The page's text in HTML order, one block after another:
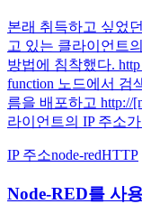
본래 취득하고 싶었
고 있는 클라이언트
방법에 침착했다.
function 노드에서 검
름을 배포하고 http://
라이언트의 IP 주소
IP 주소node-redHTTP
Node-RED를 사